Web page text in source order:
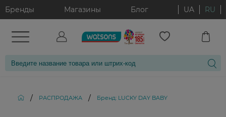
Бренды Магазины Блог UA RU
/ РАСПРОДАЖА / Бренд: LUCKY DAY BABY